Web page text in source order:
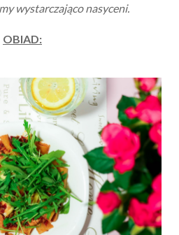
wystarczająco nasyceni.
OBIAD: